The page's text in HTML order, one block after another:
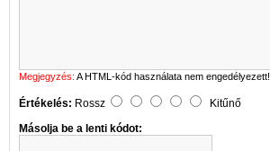
Megjegyzés: A HTML-kód használata nem engedélyezett!
Értékelés: Rossz
Kitűnő
Másolja be a lenti kódot: